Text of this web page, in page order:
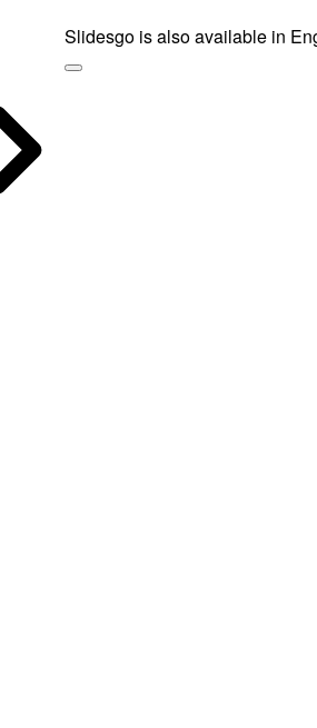
Slidesgo is also available in